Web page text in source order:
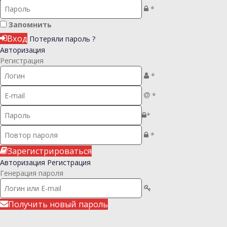
*
Запомнить
Вход Потеряли пароль ?
Авторизация
Регистрация
*
*
*
*
Зарегистрироваться
Авторизация Регистрация
Генерация пароля
Получить новый пароль